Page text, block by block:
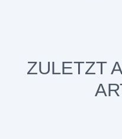
ZULETZT